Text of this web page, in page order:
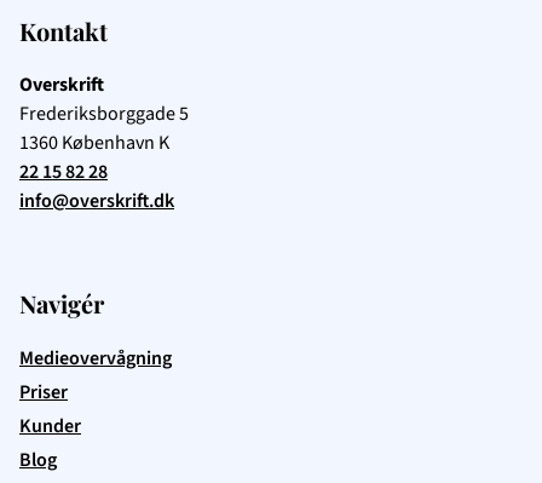
Kontakt
Overskrift
Frederiksborggade 5
1360København K
22 15 82 28
info@overskrift.dk
Navigér
Medieovervågning
Priser
Kunder
Blog